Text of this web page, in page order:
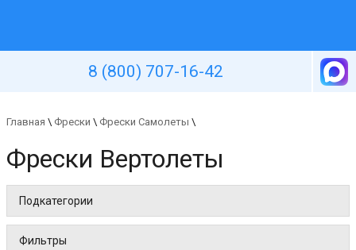
8 (800) 707-16-42
Главная \ Фрески \ Фрески Самолеты \
Фрески Вертолеты
Подкатегории
Фильтры